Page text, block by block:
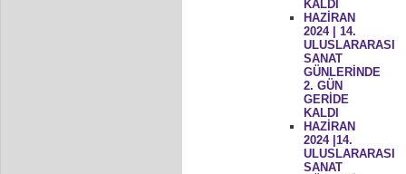
KALDI
HAZİRAN
2024 | 14.
ULUSLARARASI
SANAT
GÜNLERİNDE
2. GÜN
GERİDE
KALDI
HAZİRAN
2024 |14.
ULUSLARARASI
SANAT